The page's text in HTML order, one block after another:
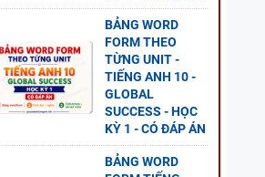
BẢNG WORD
FORM THEO
TỪNG UNIT -
TIẾNG ANH 10 -
GLOBAL
SUCCESS - HỌC
KỲ 1 - CÓ ĐÁP ÁN
BẢNG WORD